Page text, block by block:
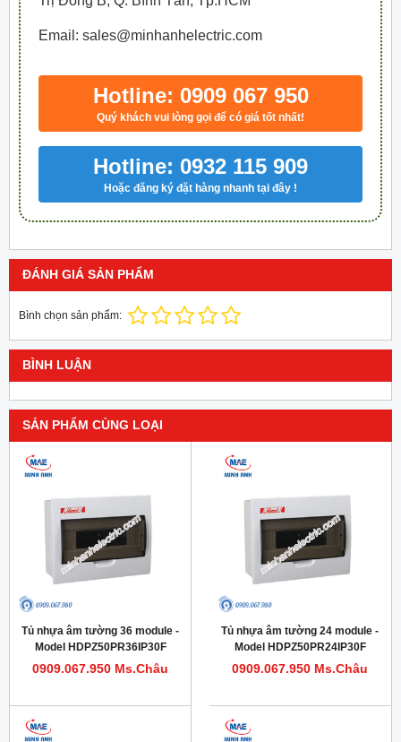
Email: sales@minhanhelectric.com
Hotline: 0909 067 950
Quý khách vui lòng gọi để có giá tốt nhất!
Hotline: 0932 115 909
Hoặc đăng ký đặt hàng nhanh tại đây !
ĐÁNH GIÁ SẢN PHẨM
Bình chọn sản phẩm:
BÌNH LUẬN
SẢN PHẨM CÙNG LOẠI
Tủ nhựa âm tường 36 module -
Model HDPZ50PR36IP30F
0909.067.950 Ms.Châu
Tủ nhựa âm tường 24 module -
Model HDPZ50PR24IP30F
0909.067.950 Ms.Châu